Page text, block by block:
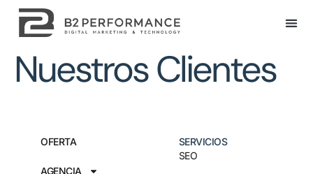
Nuestros Clientes
OFERTA
AGENCIA
SERVICIOS
SEO